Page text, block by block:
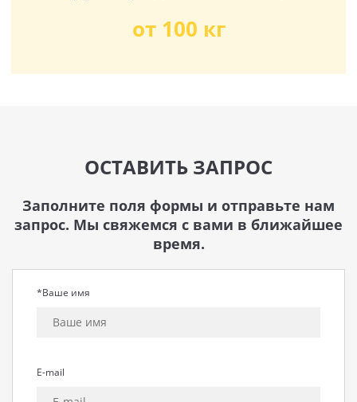
от 100 кг
ОСТАВИТЬ ЗАПРОС
Заполните поля формы и отправьте нам
запрос. Мы свяжемся с вами в ближайшее
время.
*Ваше имя
E-mail